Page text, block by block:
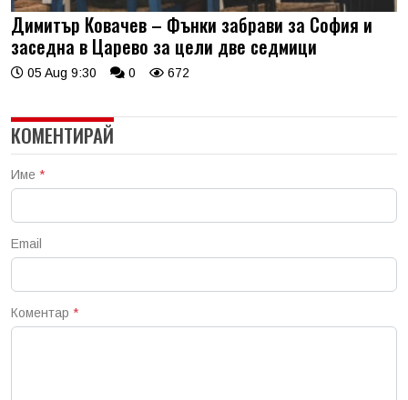
Димитър Ковачев – Фънки забрави за София и
заседна в Царево за цели две седмици
05 Aug 9:30 0 672
КОМЕНТИРАЙ
Име *
Email
Коментар *